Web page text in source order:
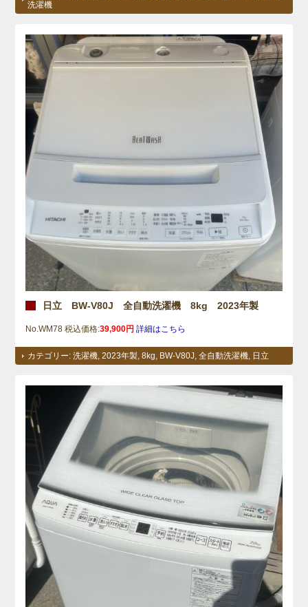
洗濯機
日立 BW-V80J 全自動洗濯機 8kg 2023年製
No.WM78 税込価格:39,900円 詳細はこちら
カテゴリー:洗濯機,2023年製,8kg, BW-V80J,全自動洗濯機, 日立